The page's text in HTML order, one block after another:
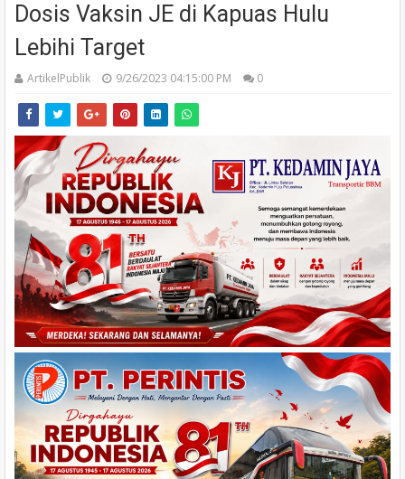
Dosis Vaksin JE di Kapuas Hulu
Lebihi Target
ArtikelPublik 9/26/2023 04:15:00 PM 0